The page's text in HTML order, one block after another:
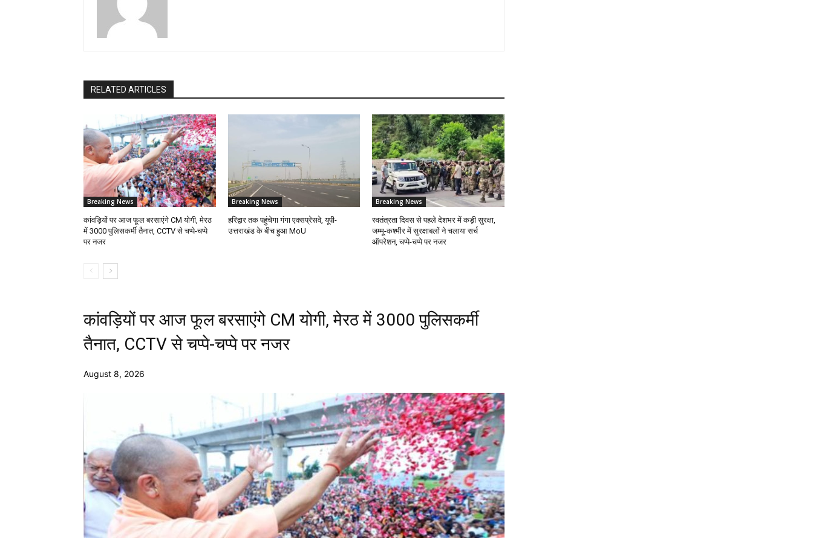
RELATED ARTICLES
Breaking News
कांवड़ियों पर आज फूल बरसाएंगे CM योगी, मेरठ
में 3000 पुलिसकर्मी तैनात, CCTV से चप्पे-चप्पे
पर नजर
Breaking News
हरिद्वार तक पहुंचेगा गंगा एक्सप्रेसवे, यूपी-
उत्तराखंड के बीच हुआ MoU
Breaking News
स्वतंत्रता दिवस से पहले देशभर में कड़ी सुरक्षा,
जम्मू-कश्मीर में सुरक्षाबलों ने चलाया सर्च
ऑपरेशन, चप्पे-चप्पे पर नजर
कांवड़ियों पर आज फूल बरसाएंगे CM योगी, मेरठ में 3000 पुलिसकर्मी
तैनात, CCTV से चप्पे-चप्पे पर नजर
August 8, 2026